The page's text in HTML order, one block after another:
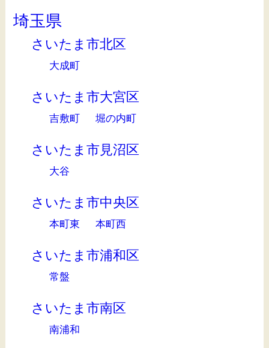
埼玉県
さいたま市北区
大成町
さいたま市大宮区
吉敷町 堀の内町
さいたま市見沼区
大谷
さいたま市中央区
本町東 本町西
さいたま市浦和区
常盤
さいたま市南区
南浦和